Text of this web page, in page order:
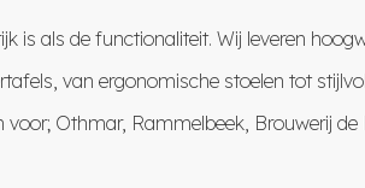
is als de functionaliteit. Wij leveren
van ergonomische stoelen tot
voor; Othmar, Rammelbeek Brouwerij de